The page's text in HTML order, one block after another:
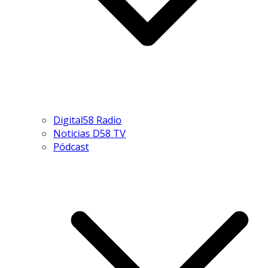
Digital58 Radio
Noticias D58 TV
Pódcast